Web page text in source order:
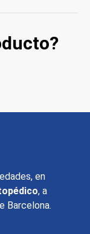
en
, a
Barcelona.